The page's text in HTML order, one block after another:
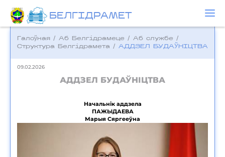
БЕЛГIДРAМЕТ
Галоўная / Аб Белгідрамеце / Аб службе /
Структура Белгідрамета / АДДЗЕЛ БУДАЎНІЦТВА
09.02.2026
АДДЗЕЛ БУДАЎНІЦТВА
Начальнік аддзела
ПАЖЫДАЕВА
Марыя Сяргееўна